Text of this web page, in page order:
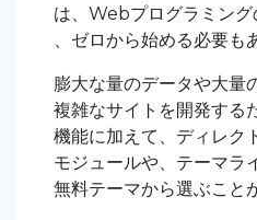
は、Webプログラミン
、ゼロから始める必要も
膨大な量のデータや大量
複雑なサイトを開発する
機能に加えて、ディレ
モジュールや、テーマラ
無料テーマから選ぶこと